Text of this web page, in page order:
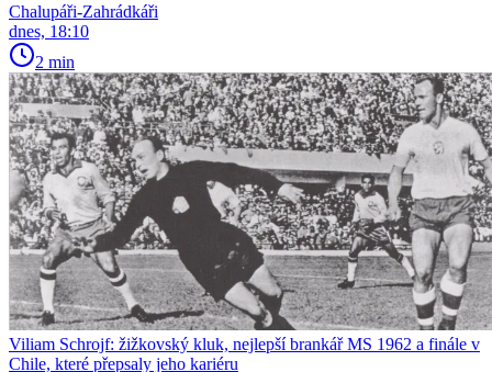
Chalupáři-Zahrádkáři
dnes, 18:10
2 min
Viliam Schrojf: žižkovský kluk, nejlepší brankář MS 1962 a finále v
Chile, které přepsaly jeho kariéru